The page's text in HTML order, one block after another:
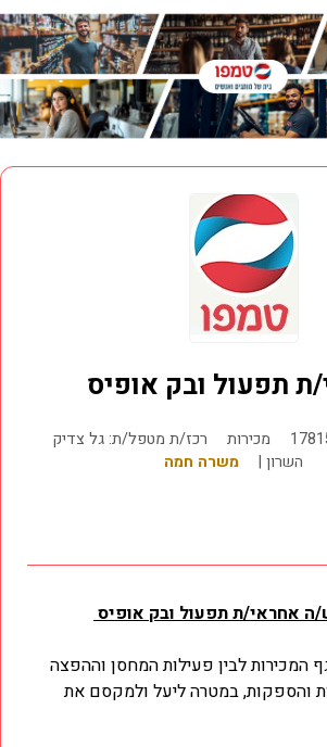
תפעול ובק אופיס
מכירות
רכז/ת מטפל/ת: גל צדיק
השרון |
משרה חמה
אחראי/ת תפעול ובק אופיס
המכירות לבין פעילות המחסן וההפצה
והספקות, במטרה ליעל ולמקסם את